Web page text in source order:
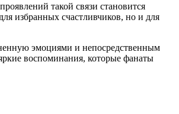
такой связи становится
избранных счастливчиков, но и для
эмоциями и непосредственным
воспоминания, которые фанаты